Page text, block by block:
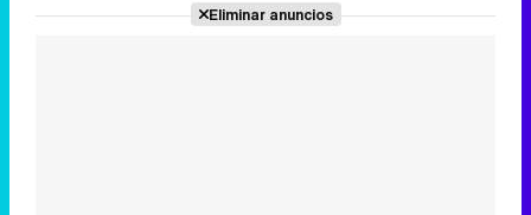
Eliminar anuncios